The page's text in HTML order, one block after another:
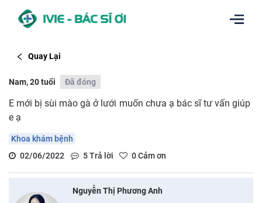
Quay Lại
Nam, 20 tuổi Đã đóng
E mới bị sùi mào gà ở lưới muốn chưa ạ bác sĩ tư vấn giúp
e ạ
Khoa khám bệnh
02/06/2022
5Trả lời 0Cảm ơn
Nguyễn Thị Phương Anh